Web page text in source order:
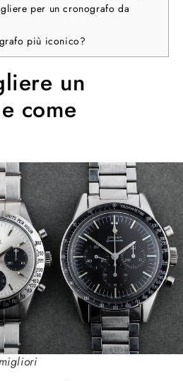
per un cronografo da
più iconico?
un
come